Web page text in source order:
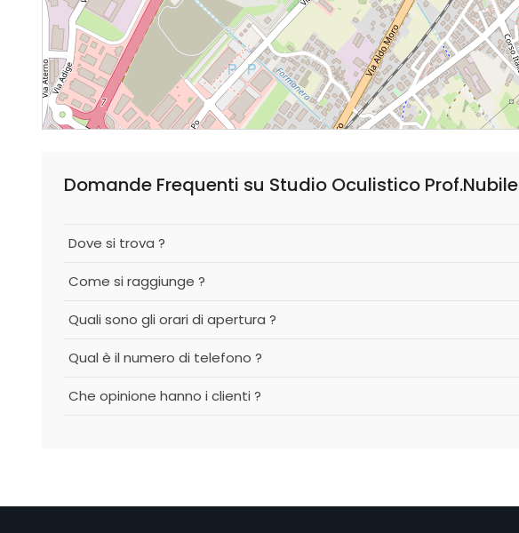
Domande Frequenti su Studio Oculistico Prof.Nubile
Dove si trova ?
Come si raggiunge ?
Quali sono gli orari di apertura ?
Qual è il numero di telefono ?
Che opinione hanno i clienti ?